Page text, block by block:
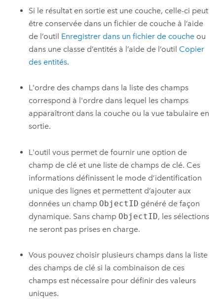
Si le résultat en sortie est une couche, celle-ci peut
être conservée dans un fichier de couche à l’aide
de l’outil Enregistrer dans un fichier de couche ou
dans une classe d’entités à l’aide de l’outil Copier
des entités.
L'ordre des champs dans la liste des champs
correspond à l'ordre dans lequel les champs
apparaîtront dans la couche ou la vue tabulaire en
sortie.
L'outil vous permet de fournir une option de
champ de clé et une liste de champs de clé. Ces
informations définissent le mode d’identification
unique des lignes et permettent d’ajouter aux
données un champ ObjectID généré de façon
dynamique. Sans champ ObjectID, les sélections
ne seront pas prises en charge.
Vous pouvez choisir plusieurs champs dans la liste
des champs de clé si la combinaison de ces
champs est nécessaire pour définir des valeurs
uniques.